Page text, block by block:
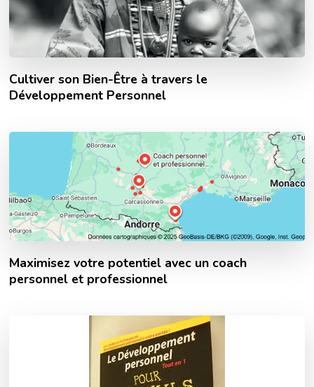
Cultiver son Bien-Être à travers le
Développement Personnel
Maximisez votre potentiel avec un coach
personnel et professionnel